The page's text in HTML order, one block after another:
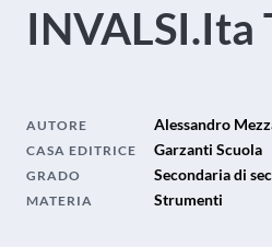
INVALSI.Ita
AUTORE Alessandro
CASA EDITRICE Garzanti Scuola
GRADO Secondaria di
MATERIA Strumenti